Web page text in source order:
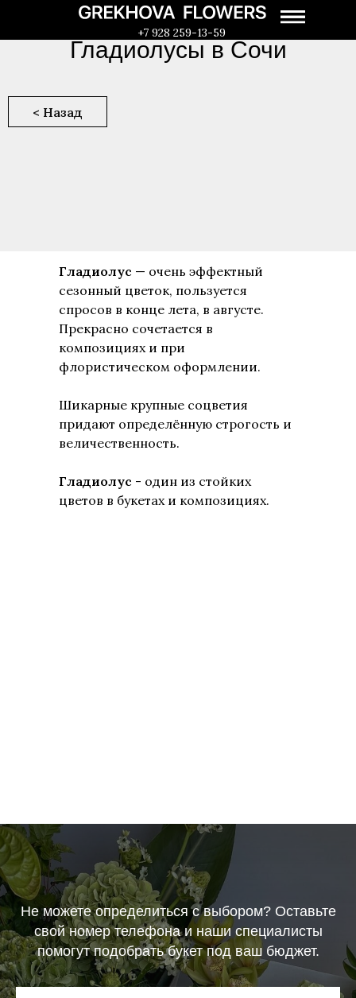
+7 928 259-13-59
Гладиолусы в Сочи
< Назад
Гладиолус — очень эффектный
сезонный цветок, пользуется
спросов в конце лета, в августе.
Прекрасно сочетается в
композициях и при
флористическом оформлении.
Шикарные крупные соцветия
придают определённую строгость и
величественность.
Гладиолус - один из стойких
цветов в букетах и композициях.
Не можете определиться с выбором? Оставьте
свой номер телефона и наши специалисты
помогут подобрать букет под ваш бюджет.